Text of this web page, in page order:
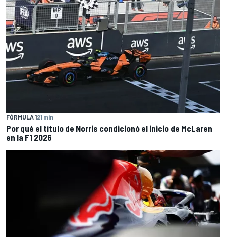
FÓRMULA 121 min
Por qué el título de Norris condicionó el inicio de McLaren
en la F1 2026